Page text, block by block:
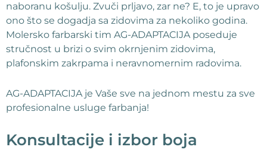
naboranu košulju. Zvuči prljavo, zar ne? E, to je upravo
ono što se dogadja sa zidovima za nekoliko godina.
Molersko farbarski tim AG-ADAPTACIJA poseduje
stručnost u brizi o svim okrnjenim zidovima,
plafonskim zakrpama i neravnomernim radovima.
AG-ADAPTACIJA je Vaše sve na jednom mestu za sve
profesionalne usluge farbanja!
Konsultacije i izbor boja